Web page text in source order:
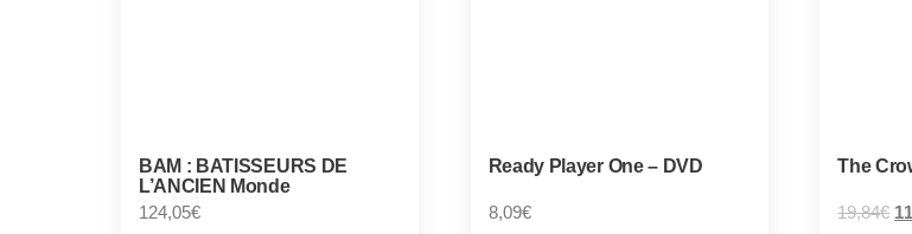
BAM : BATISSEURS DE
L’ANCIEN Monde
124,05€
Ready Player One – DVD
8,09€
The
19,84€